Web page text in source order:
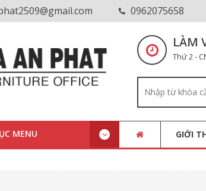
0962075658
LÀM
Thứ 2 -
MENU GIỚI